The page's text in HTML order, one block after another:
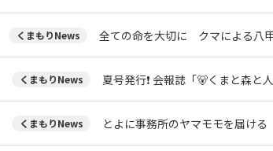
くまもりNews 全ての命を大切に クマによる八
くまもりNews 夏号発行❗️ 会報誌「🐻くまと森と人
くまもりNews とよに事務所のヤマモモを届ける